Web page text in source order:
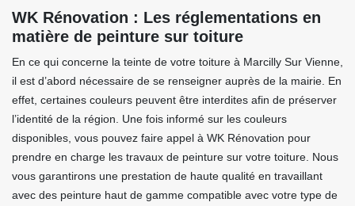
WK Rénovation : Les réglementations en
matière de peinture sur toiture
En ce qui concerne la teinte de votre toiture à Marcilly Sur Vienne,
il est d’abord nécessaire de se renseigner auprès de la mairie. En
effet, certaines couleurs peuvent être interdites afin de préserver
l’identité de la région. Une fois informé sur les couleurs
disponibles, vous pouvez faire appel à WK Rénovation pour
prendre en charge les travaux de peinture sur votre toiture. Nous
vous garantirons une prestation de haute qualité en travaillant
avec des peinture haut de gamme compatible avec votre type de